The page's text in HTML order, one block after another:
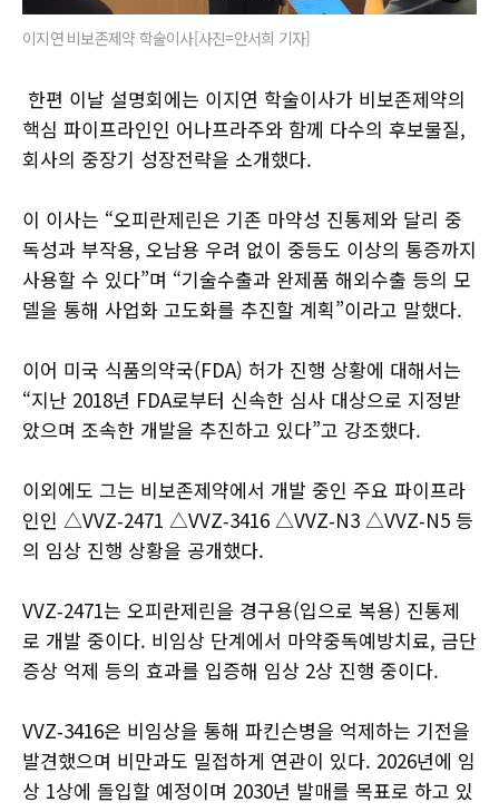
이지연 비보존제약 학술이사[사진=안서희 기자]
한편 이날 설명회에는 이지연 학술이사가 비보존제약의
핵심 파이프라인인 어나프라주와 함께 다수의 후보물질,
회사의 중장기 성장전략을 소개했다.
이 이사는 “오피란제린은 기존 마약성 진통제와 달리 중
독성과 부작용, 오남용 우려 없이 중등도 이상의 통증까지
사용할 수 있다”며 “기술수출과 완제품 해외수출 등의 모
델을 통해 사업화 고도화를 추진할 계획”이라고 말했다.
이어 미국 식품의약국(FDA) 허가 진행 상황에 대해서는
“지난 2018년 FDA로부터 신속한 심사 대상으로 지정받
았으며 조속한 개발을 추진하고 있다”고 강조했다.
이외에도 그는 비보존제약에서 개발 중인 주요 파이프라
인인 △VVZ‑2471 △VVZ‑3416 △VVZ‑N3 △VVZ‑N5 등
의 임상 진행 상황을 공개했다.
VVZ‑2471는 오피란제린을 경구용(입으로 복용) 진통제
로 개발 중이다. 비임상 단계에서 마약중독예방치료, 금단
증상 억제 등의 효과를 입증해 임상 2상 진행 중이다.
VVZ‑3416은 비임상을 통해 파킨슨병을 억제하는 기전을
발견했으며 비만과도 밀접하게 연관이 있다. 2026년에 임
상 1상에 돌입할 예정이며 2030년 발매를 목표로 하고 있